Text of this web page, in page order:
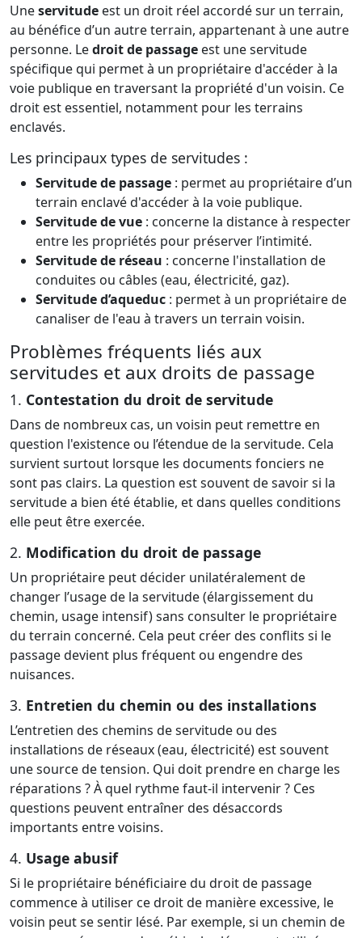
Uneservitude est un droit réel accordé sur un terrain,
au bénéfice d’un autre terrain, appartenant à une autre
personne. Ledroit de passage est une servitude
spécifique qui permet à un propriétaire d'accéder à la
voie publique en traversant la propriété d'un voisin. Ce
droit est essentiel, notamment pour les terrains
enclavés.
Les principaux types de servitudes :
Servitude de passage : permet au propriétaire d’un
terrain enclavé d'accéder à la voie publique.
Servitude de vue : concerne la distance à respecter
entre les propriétés pour préserver l’intimité.
Servitude de réseau : concerne l'installation de
conduites ou câbles (eau, électricité, gaz).
Servitude d’aqueduc : permet à un propriétaire de
canaliser de l'eau à travers un terrain voisin.
Problèmes fréquents liés aux
servitudes et aux droits de passage
1. Contestation du droit de servitude
Dans de nombreux cas, un voisin peut remettre en
question l'existence ou l’étendue de la servitude. Cela
survient surtout lorsque les documents fonciers ne
sont pas clairs. La question est souvent de savoir si la
servitude a bien été établie, et dans quelles conditions
elle peut être exercée.
2. Modification du droit de passage
Un propriétaire peut décider unilatéralement de
changer l’usage de la servitude (élargissement du
chemin, usage intensif) sans consulter le propriétaire
du terrain concerné. Cela peut créer des conflits si le
passage devient plus fréquent ou engendre des
nuisances.
3. Entretien du chemin ou des installations
L’entretien des chemins de servitude ou des
installations de réseaux (eau, électricité) est souvent
une source de tension. Qui doit prendre en charge les
réparations ? À quel rythme faut-il intervenir ? Ces
questions peuvent entraîner des désaccords
importants entre voisins.
4. Usage abusif
Si le propriétaire bénéficiaire du droit de passage
commence à utiliser ce droit de manière excessive, le
voisin peut se sentir lésé. Par exemple, si un chemin de